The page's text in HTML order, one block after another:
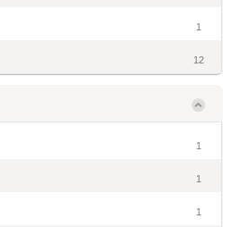
1
12
1
1
1